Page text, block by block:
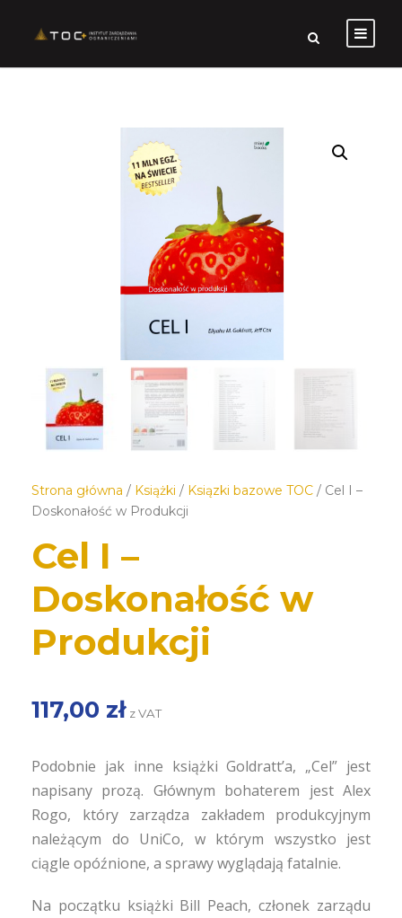
Strona główna / Książki / Ksiązki bazowe TOC / Cel I –
Doskonałość w Produkcji
Cel I –
Doskonałość w
Produkcji
117,00 zł z VAT
Podobnie jak inne książki Goldratt’a, „Cel” jest
napisany prozą. Głównym bohaterem jest Alex
Rogo, który zarządza zakładem produkcyjnym
należącym do UniCo, w którym wszystko jest
ciągle opóźnione, a sprawy wyglądają fatalnie.
Na początku książki Bill Peach, członek zarządu